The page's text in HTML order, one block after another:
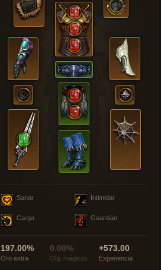
Sanar Intimidar
Carga Guardián
197.00%
Oro extra
0.00%
Obj. mágicos
+573.00
Experiencia